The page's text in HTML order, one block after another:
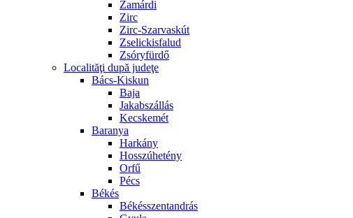
Zamárdi
Zirc
Zirc-Szarvaskút
Zselickisfalud
Zsóryfürdő
Localităţi după judeţe
Bács-Kiskun
Baja
Jakabszállás
Kecskemét
Baranya
Harkány
Hosszúhetény
Orfű
Pécs
Békés
Békésszentandrás